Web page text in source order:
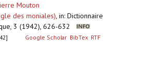
Mouton
des moniales), in: Dictionnaire
3 (1942), 626-632
Google Scholar BibTex RTF